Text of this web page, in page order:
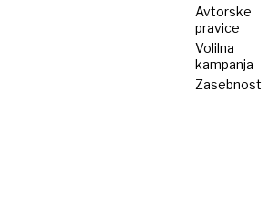
Avtorske
pravice
Volilna
kampanja
Zasebnost